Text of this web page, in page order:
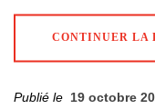
CONTINUER LA
Publié le 19 octobre